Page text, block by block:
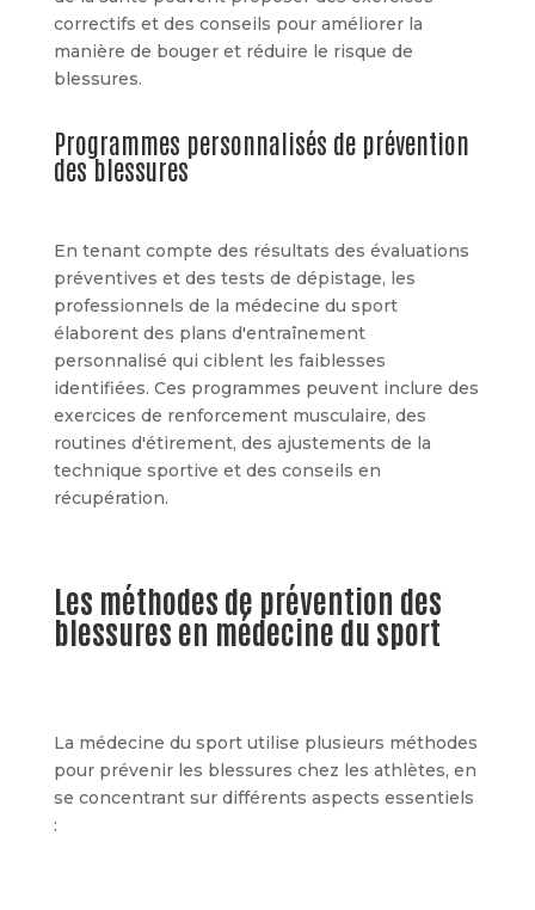
correctifs et des conseils pour améliorer la
manière de bouger et réduire le risque de
blessures.
Programmes personnalisés de prévention
des blessures
En tenant compte des résultats des évaluations
préventives et des tests de dépistage, les
professionnels de la médecine du sport
élaborent des plans d'entraînement
personnalisé qui ciblent les faiblesses
identifiées. Ces programmes peuvent inclure des
exercices de renforcement musculaire, des
routines d'étirement, des ajustements de la
technique sportive et des conseils en
récupération.
Les méthodes de prévention des
blessures en médecine du sport
La médecine du sport utilise plusieurs méthodes
pour prévenir les blessures chez les athlètes, en
se concentrant sur différents aspects essentiels
: